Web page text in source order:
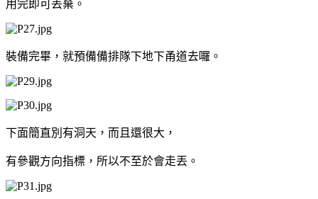
用完即可丟棄。
裝備完畢，就預備備排隊下地下甬道去囉。
下面簡直別有洞天，而且還很大，
有參觀方向指標，所以不至於會走丟。